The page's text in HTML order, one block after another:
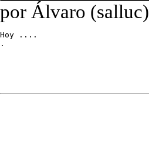
por Álvaro (salluc)
Hoy ....
.